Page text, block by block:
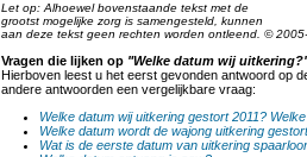
Let op: Alhoewel bovenstaande tekst met de
grootst mogelijke zorg is samengesteld, kunnen
aan deze tekst geen rechten worden ontleend. ©
Vragen die lijken op "Welke datum wij
Hierboven leest u het eerst gevonden antwoord op
andere antwoorden een vergelijkbare vraag:
Welke datum wij uitkering gestort 2011?
Welke datum wordt de wajong uitkering
Wat is de eerste datum van uitkering